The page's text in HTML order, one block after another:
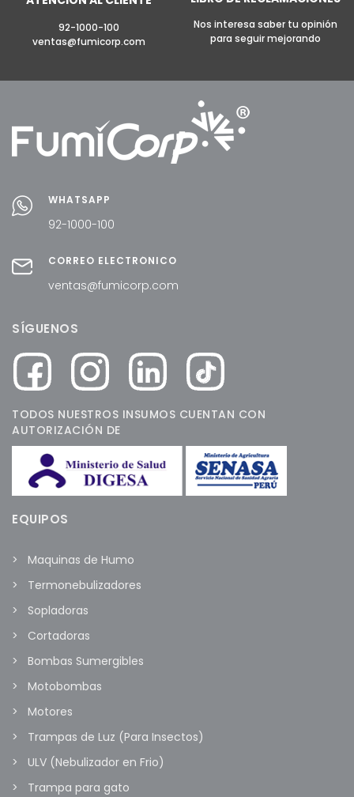
92-1000-100
ventas@fumicorp.com
Nos interesa saber tu opinión
para seguir mejorando
WHATSAPP
92-1000-100
CORREO ELECTRÓNICO
ventas@fumicorp.com
SÍGUENOS
TODOS NUESTROS INSUMOS CUENTAN CON
AUTORIZACIÓN DE
EQUIPOS
Maquinas de Humo
Termonebulizadores
Sopladoras
Cortadoras
Bombas Sumergibles
Motobombas
Motores
Trampas de Luz (Para Insectos)
ULV (Nebulizador en Frio)
Trampa para gato